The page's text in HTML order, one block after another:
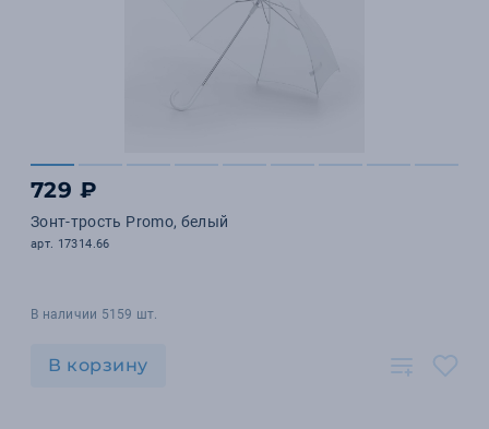
729 ₽
Зонт-трость Promo, белый
арт. 17314.66
В наличии 5159 шт.
В корзину